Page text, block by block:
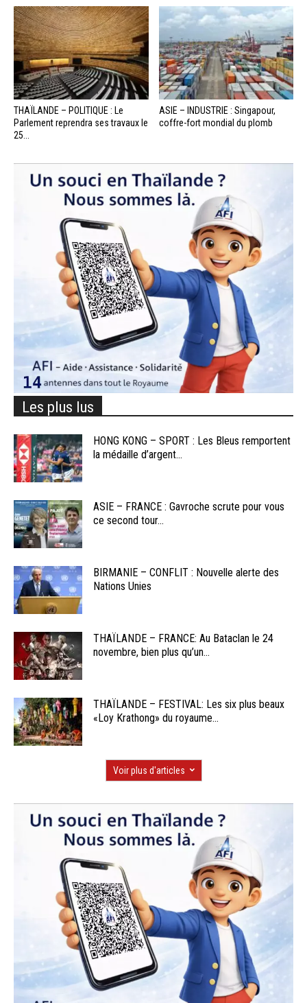
THAÏLANDE – POLITIQUE : Le
Parlement reprendra ses travaux le
25...
ASIE – INDUSTRIE : Singapour,
coffre-fort mondial du plomb
Les plus lus
HONG KONG – SPORT : Les Bleus remportent
la médaille d’argent...
ASIE – FRANCE : Gavroche scrute pour vous
ce second tour...
BIRMANIE – CONFLIT : Nouvelle alerte des
Nations Unies
THAÏLANDE – FRANCE: Au Bataclan le 24
novembre, bien plus qu’un...
THAÏLANDE – FESTIVAL: Les six plus beaux
«Loy Krathong» du royaume...
Voir plus d'articles